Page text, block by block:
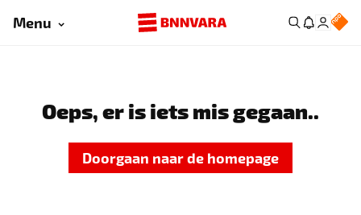
Menu
Oeps, er is iets mis gegaan..
Doorgaan naar de homepage